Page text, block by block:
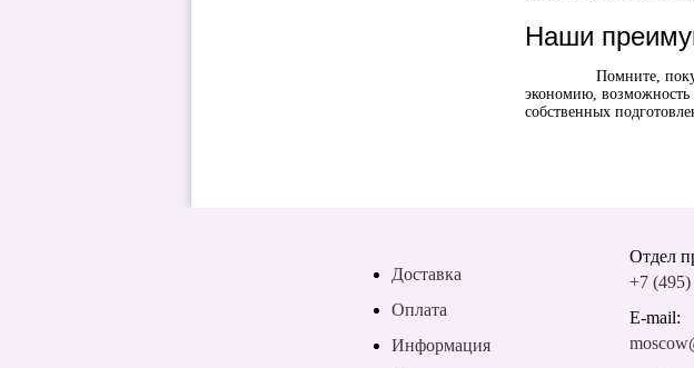
Наши
Помните, покупая
экономию, возможность
собственных
Доставка
Оплата
Информация
Отдел
+7
E-mail: